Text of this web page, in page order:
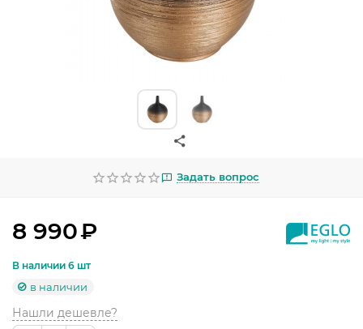
Задать вопрос
8 990₽
В наличии 6 шт
в наличии
Нашли дешевле?
ТРЕКОВЫЕ СИСТЕМЫ
УЛИЧНОЕ ОСВЕЩЕНИЕ
ОФИСНОЕ ОСВЕЩЕНИЕ
СВЕТОДИОДНАЯ ПОДСВЕТКА
КОМПЛЕКТУЮЩИЕ
ПРЕДМЕТЫ ИНТЕРЬЕРА